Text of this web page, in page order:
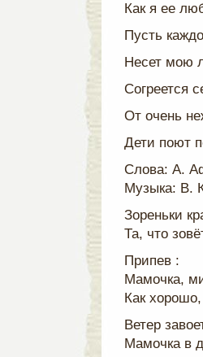
Как я ее
Пусть
Несет мою
Согреется
От очень
Дети поют
Слова: А.
Музыка: В.
Зореньки
Та, что
Припев :
Мамочка,
Как
Ветер
Мамочка в